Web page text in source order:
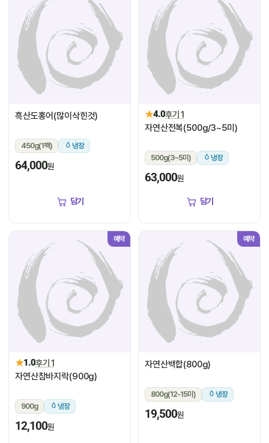
흑산도홍어(많이삭힌것)
450g(1팩) 냉장
64,000원
담기
★4.0후기 1
자연산전복(500g/3~5미)
500g(3~5미) 냉장
63,000원
담기
예약
★1.0후기 1
자연산참바지락(900g)
900g 냉장
12,100원
예약
자연산백합(800g)
800g(12-15미) 냉장
19,500원